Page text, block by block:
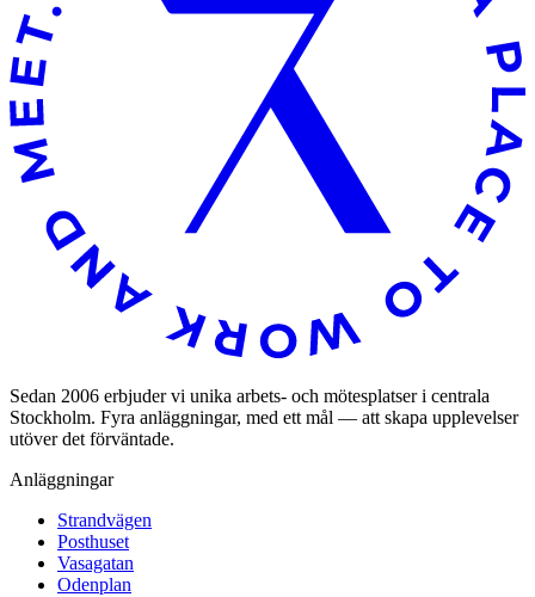
Sedan 2006 erbjuder vi unika arbets- och mötesplatser i centrala
Stockholm. Fyra anläggningar, med ett mål — att skapa upplevelser
utöver det förväntade.
Anläggningar
Strandvägen
Posthuset
Vasagatan
Odenplan